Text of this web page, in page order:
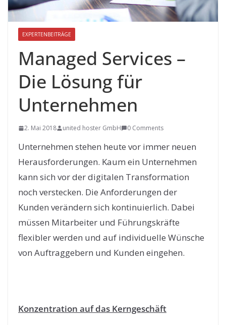
EXPERTENBEITRÄGE
Managed Services –
Die Lösung für
Unternehmen
2. Mai 2018 united hoster GmbH 0 Comments
Unternehmen stehen heute vor immer neuen
Herausforderungen. Kaum ein Unternehmen
kann sich vor der digitalen Transformation
noch verstecken. Die Anforderungen der
Kunden verändern sich kontinuierlich. Dabei
müssen Mitarbeiter und Führungskräfte
flexibler werden und auf individuelle Wünsche
von Auftraggebern und Kunden eingehen.
Konzentration auf das Kerngeschäft